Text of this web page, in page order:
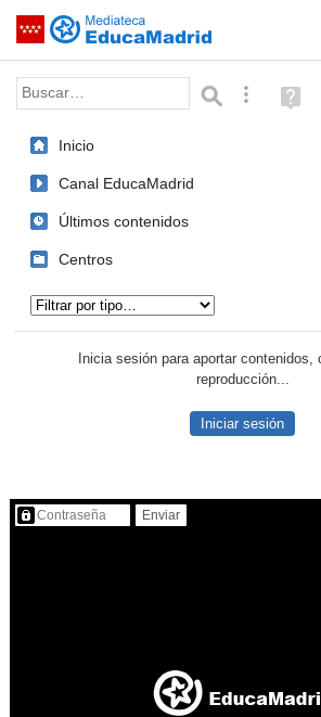
Saltar navegación
Palabra o frase: BúsquedaAyuda
(en
Inicio
Canal EducaMadrid
Últimos contenidos
Centros
Inicia sesión para aportar contenidos,
reproducción...
Iniciar sesión
Contenido protegido…